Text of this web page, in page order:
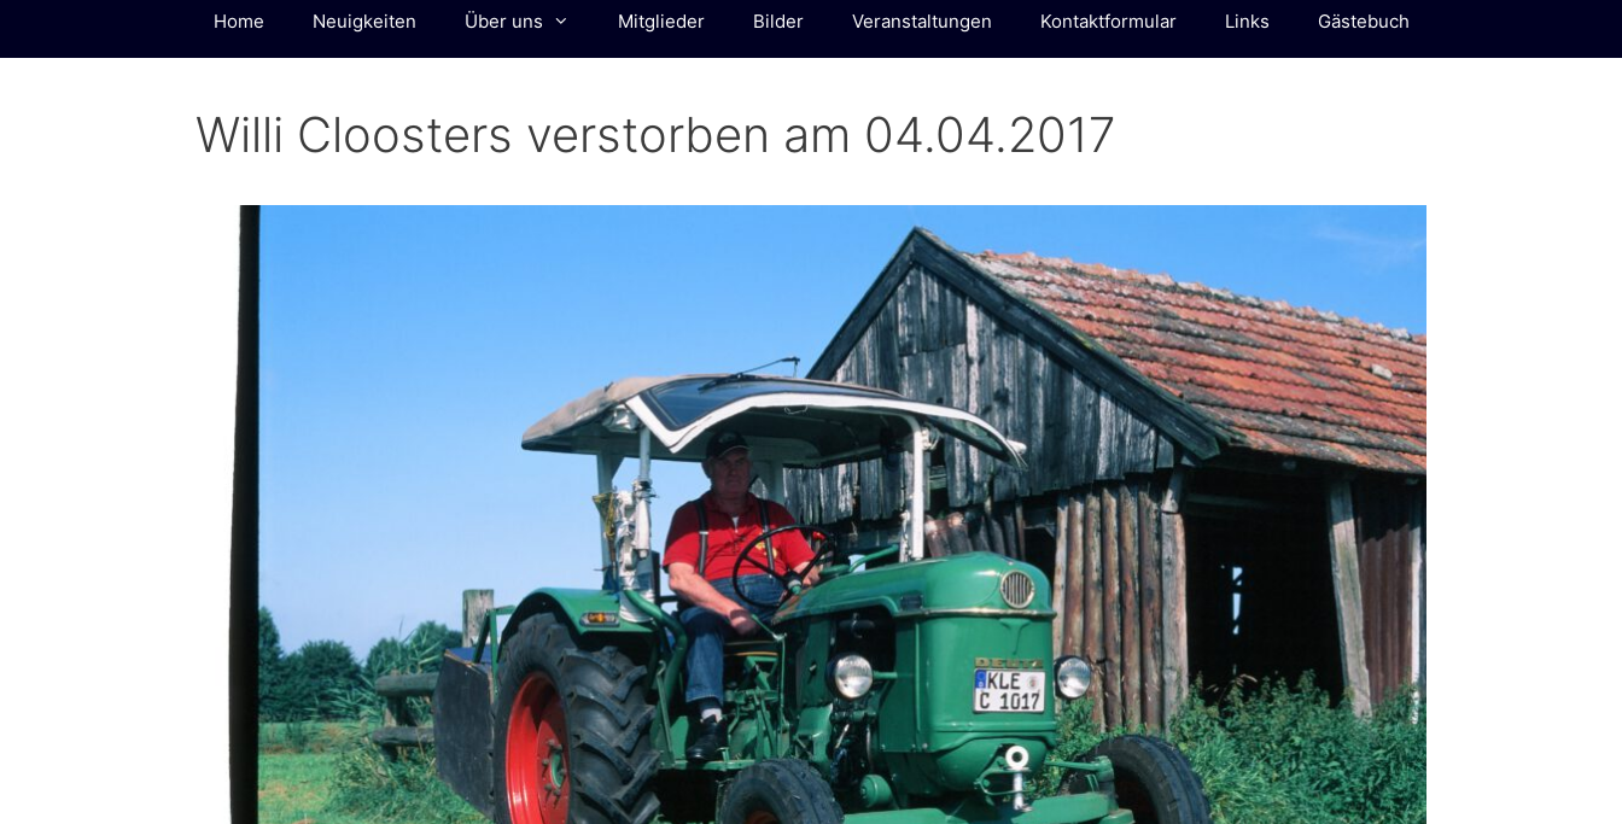
Home Neuigkeiten Über uns Mitglieder Bilder Veranstaltungen Kontaktformular Links Gästebuch
Willi Cloosters verstorben am 04.04.2017